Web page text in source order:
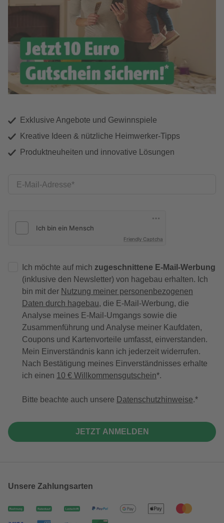
Exklusive Angebote und Gewinnspiele
Kreative Ideen & nützliche Heimwerker-Tipps
Produktneuheiten und innovative Lösungen
E-Mail-Adresse
Friendly Captcha
Ich möchte auf mich zugeschnittene E-Mail-Werbung
(inklusive den Newsletter) von hagebau erhalten. Ich
bin mit der Nutzung meiner personenbezogenen
Daten durch hagebau, die E-Mail-Werbung, die
Analyse meines E-Mail-Umgangs sowie die
Zusammenführung und Analyse meiner Kaufdaten,
Coupons und Kartenvorteile umfasst, einverstanden.
Mein Einverständnis kann ich jederzeit widerrufen.
Nach Bestätigung meines Einverständnisses erhalte
ich einen 10 € Willkommensgutschein*.
Bitte beachte auch unsere Datenschutzhinweise.
JETZT ANMELDEN
Unsere Zahlungsarten